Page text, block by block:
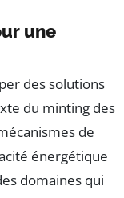
une
des solutions
du minting des
de
énergétique
domaines qui